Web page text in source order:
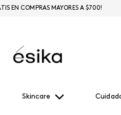
Skincare
EN COMPRAS MAYORES A $700!